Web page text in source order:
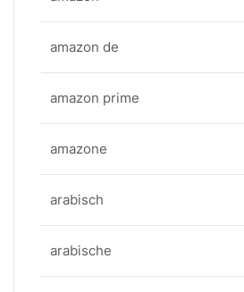
amazon de
amazon prime
amazone
arabisch
arabische